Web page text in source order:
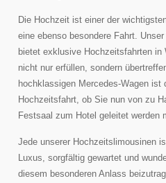
Die Hochzeit ist einer der
eine ebenso besondere Fahrt.
bietet exklusive Hochzeitsfahrten in
nicht nur erfüllen, sondern
hochklassigen Mercedes-Wagen ist
Hochzeitsfahrt, ob Sie nun von zu
Festsaal zum Hotel geleitet werden
Jede unserer Hochzeitslimousinen
Luxus, sorgfältig gewartet und
diesem besonderen Anlass